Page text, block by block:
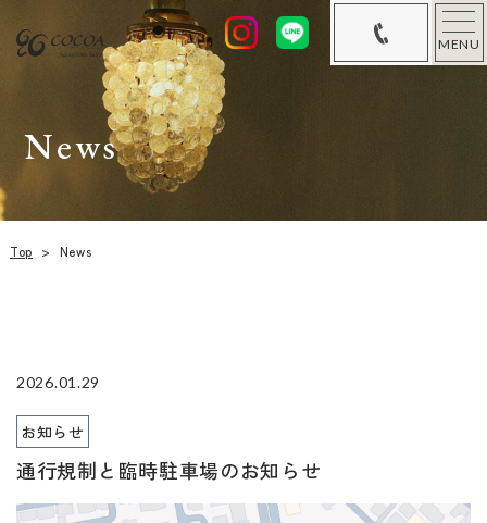
MENU
News
Top > News
2026.01.29
お知らせ
通行規制と臨時駐車場のお知らせ